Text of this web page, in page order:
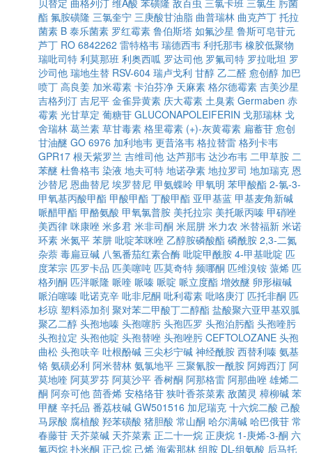
贝替定 曲格列汀 维A酸 苯磺隆 敌百虫 三氯卡班 三氯生 肟菌
酯 氟胺磺隆 三氯奎宁 三庚酸甘油脂 曲普瑞林 曲克芦丁 托拉
菌素 B 泰乐菌素 罗红霉素 鲁伯斯塔 如氟沙星 鲁斯可皂苷元
芦丁 RO 6842262 雷特格韦 瑞德西韦 利托那韦 橡胶低聚物
瑞吡司特 利莫那班 利奥西呱 罗达司他 罗氟司特 罗拉吡坦 罗
沙司他 瑞地生替 RSV-604 瑞卢戈利 甘醇 乙二醛 愈创醇 加巴
喷丁 高良姜 加米霉素 卡泊芬净 天麻素 格尔德霉素 吉美沙星
吉格列汀 吉尼平 金雀异黄素 庆大霉素 土臭素 Germaben 赤
霉素 光甘草定 葡糖苷 GLUCONAPOLEIFERIN 戈那瑞林 戈
舍瑞林 葛兰素 草甘毒素 格里霉素 (+)-灰黄霉素 扁蓄苷 愈创
甘油醚 GO 6976 加利地韦 更昔洛韦 格拉替雷 格列卡韦
GPR17 根天紫罗兰 吉维司他 达芦那韦 达沙布韦 二甲草胺 二
苯醚 杜鲁格韦 染液 地夫可特 地诺孕素 地拉罗司 地加瑞克 恩
沙替尼 恩曲替尼 埃罗替尼 甲氨蝶呤 甲氧明 苯甲酸酯 2-氯-3-
甲氧基丙酸甲酯 甲酸甲酯 丁酸甲酯 亚甲基蓝 甲基麦角新碱
哌醋甲酯 甲酪氨酸 甲氧氯普胺 美托拉宗 美托哌丙嗪 甲硝唑
美西律 咪康唑 米多君 米非司酮 米屈肼 米力农 米替福新 米诺
环素 米氮平 苯肼 吡啶苯咪唑 乙醇胺磷酸酯 磷酰胺 2,3-二氮
杂萘 毒扁豆碱 八氢番茄红素合酶 吡啶甲酰胺 4-甲基吡啶 匹
度苯宗 匹罗卡品 匹美噻吨 匹莫奇特 频哪酮 匹维溴铵 蒎烯 匹
格列酮 匹泮哌隆 哌喹 哌嗪 哌啶 哌立度酯 增效醚 卵形椒碱
哌泊噻嗪 吡诺克辛 吡非尼酮 吡利霉素 吡咯庚汀 匹托非酮 匹
杉琼 塑料添加剂 聚对苯二甲酸丁二醇酯 盐酸聚六亚甲基双胍
聚乙二醇 头孢地嗪 头孢噻肟 头孢匹罗 头孢泊肟酯 头孢喹肟
头孢拉定 头孢他啶 头孢替唑 头孢唑肟 CEFTOLOZANE 头孢
曲松 头孢呋辛 吐根酚碱 三尖杉宁碱 神经酰胺 西替利嗪 氨基
铬 氨磺必利 阿米替林 氨氯地平 三聚氰胺一酰胺 阿姆西汀 阿
莫地喹 阿莫罗芬 阿莫沙平 香树酮 阿那格雷 阿那曲唑 雄烯二
酮 阿奈可他 茴香烯 安格络苷 狭叶香茶菜素 敌菌灵 樟柳碱 苯
甲醚 辛托品 番荔枝碱 GW501516 加尼瑞克 十六烷二酸 己酸
马尿酸 腐植酸 羟苯磺酸 猪胆酸 常山酮 哈尔满碱 哈巴俄苷 常
春藤苷 天芥菜碱 天芥菜素 正二十一烷 正庚烷 1-庚烯-3-酮 六
氟丙烷 扑米酮 正己烷 己烯 海索那林 组胺 DL-组氨酸 后马托